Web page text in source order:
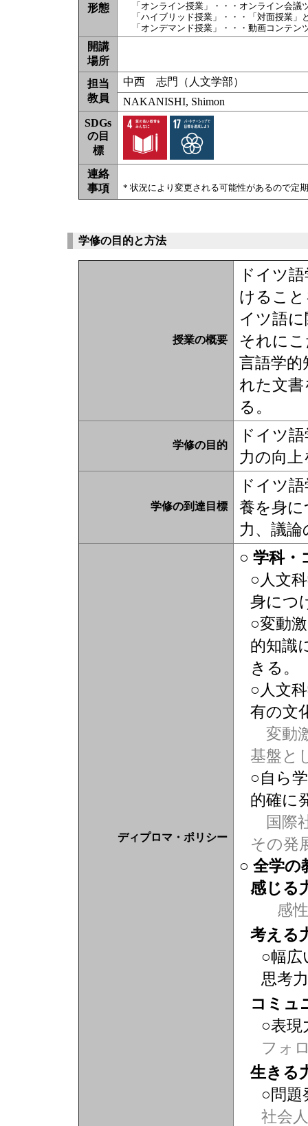
形態
「オンライン授業」・・・オンライン会
「ハイブリッド授業」・・・「対面授業
「オンデマンド授業」・・・動画コンテ
開講
場所
担当
教員
中西 志門（人文学部）
NAKANISHI, Shimon
SDGs
の目
標
連絡
事項
* 状況により変更される可能性があるので定
学修の目的と方法
授業の概要
ドイツ
けるこ
イツ語
それに
言語学
れた文
る。
学修の目的
ドイツ
力の向
学修の到達目標
ドイツ
養を身
力、議
ディプロマ・ポリシー
○ 学科・
○人文
身につ
○変動
的知識
きる。
○人文
有の文
変動
基盤と
○自ら
的確に
国際
その発
○ 全学の
感じる
感性
考える
○幅広
思考力
コミュ
○表現
フォ
生きる
○問題
社会